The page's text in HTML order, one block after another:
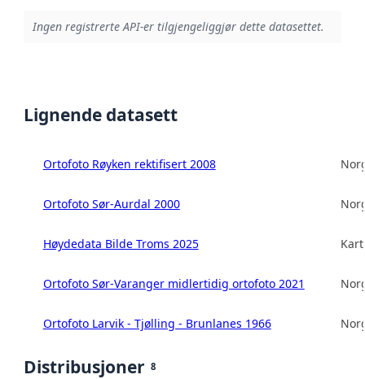
Ingen registrerte API-er tilgjengeliggjør dette datasettet.
Lignende datasett
Ortofoto Røyken rektifisert 2008
Ortofoto Sør-Aurdal 2000
Høydedata Bilde Troms 2025
Ortofoto Sør-Varanger midlertidig ortofoto 2021
Ortofoto Larvik - Tjølling - Brunlanes 1966
Distribusjoner 8